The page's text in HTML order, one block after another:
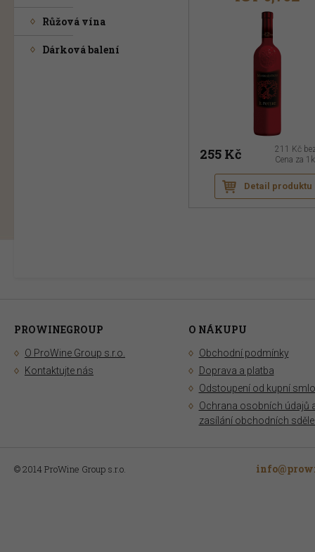
Růžová vína
Dárková balení
255 Kč 211 Kč
Cena za
Detail produktu
PROWINEGROUP
O ProWine Group s.r.o.
Kontaktujte nás
O NÁKUPU
Obchodní podmínky
Doprava a platba
Odstoupení od kupní
Ochrana osobních údajů
zasílání obchodních
© 2014 ProWine Group s.r.o.